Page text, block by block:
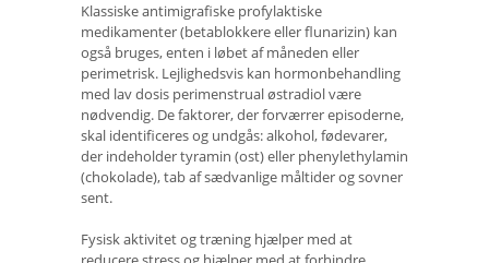
Klassiske antimigrafiske profylaktiske
medikamenter (betablokkere eller flunarizin) kan
også bruges, enten i løbet af måneden eller
perimetrisk. Lejlighedsvis kan hormonbehandling
med lav dosis perimenstrual østradiol være
nødvendig. De faktorer, der forværrer episoderne,
skal identificeres og undgås: alkohol, fødevarer,
der indeholder tyramin (ost) eller phenylethylamin
(chokolade), tab af sædvanlige måltider og sovner
sent.
Fysisk aktivitet og træning hjælper med at